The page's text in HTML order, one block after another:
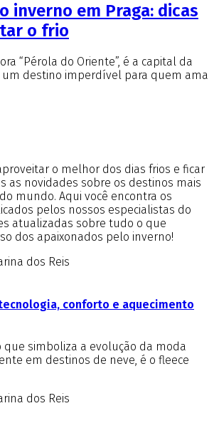
inverno em Praga: dicas
o frio
“Pérola do Oriente”, é a capital da
um destino imperdível para quem ama
o melhor dos dias frios e ficar
as novidades sobre os destinos mais
mundo. Aqui você encontra os
pelos nossos especialistas do
atualizadas sobre tudo o que
dos apaixonados pelo inverno!
dos Reis
conforto e aquecimento
que simboliza a evolução da moda
em destinos de neve, é o fleece
dos Reis